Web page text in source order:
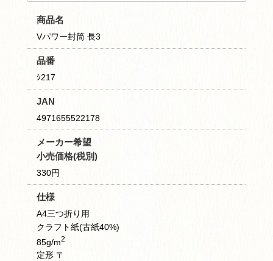
商品名
Vパワー封筒 長3
品番
ｼ217
JAN
4971655522178
メーカー希望
小売価格(税別)
330円
仕様
A4三つ折り用
クラフト紙(古紙40%)
85g/m2
定形 〒